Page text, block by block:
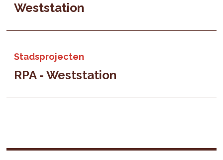
Weststation
Stadsprojecten
RPA - Weststation